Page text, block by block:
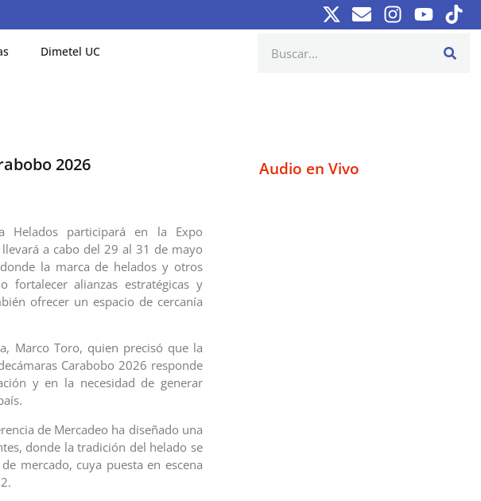
Dimetel UC
2026
Helados participará en la Expo
a cabo del 29 al 31 de mayo
la marca de helados y otros
fortalecer alianzas estratégicas y
ofrecer un espacio de cercanía
Marco Toro, quien precisó que la
Carabobo 2026 responde
y en la necesidad de generar
de Mercadeo ha diseñado una
donde la tradición del helado se
mercado, cuya puesta en escena
Audio en Vivo